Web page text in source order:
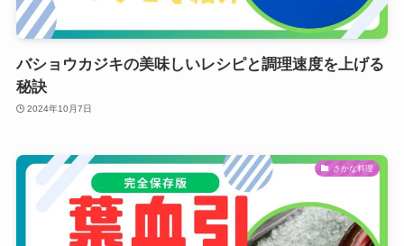
バショウカジキの美味しいレシピと調理速度を上げる
秘訣
2024年10月7日
さかな料理